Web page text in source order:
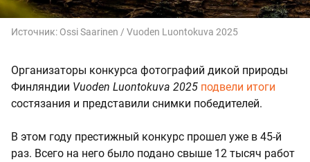
Источник: Ossi Saarinen / Vuoden Luontokuva 2025
Организаторы конкурса фотографий дикой природы
Финляндии Vuoden Luontokuva 2025 подвели итоги
состязания и представили снимки победителей.
В этом году престижный конкурс прошел уже в 45-й
раз. Всего на него было подано свыше 12 тысяч работ